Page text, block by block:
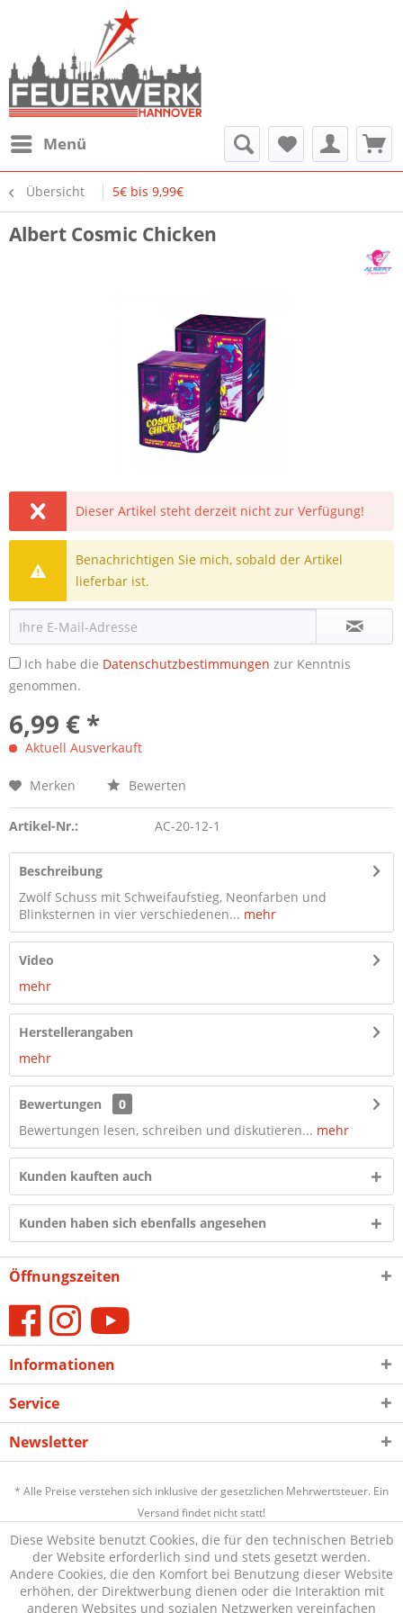
Menü
Übersicht 5€ bis 9,99€
Albert Cosmic Chicken
Dieser Artikel steht derzeit nicht zur Verfügung!
Benachrichtigen Sie mich, sobald der Artikel
lieferbar ist.
Ich habe die Datenschutzbestimmungen zur Kenntnis
genommen.
6,99 € *
Aktuell Ausverkauft
Merken Bewerten
Artikel-Nr.: AC-20-12-1
Beschreibung
Zwölf Schuss mit Schweifaufstieg, Neonfarben und
Blinksternen in vier verschiedenen... mehr
Video
mehr
Herstellerangaben
mehr
Bewertungen
0
Bewertungen lesen, schreiben und diskutieren... mehr
Kunden kauften auch
Kunden haben sich ebenfalls angesehen
Öffnungszeiten
Informationen
Service
Newsletter
* Alle Preise verstehen sich inklusive der gesetzlichen Mehrwertsteuer. Ein
Versand findet nicht statt!
Diese Website benutzt Cookies, die für den technischen Betrieb
der Website erforderlich sind und stets gesetzt werden.
Andere Cookies, die den Komfort bei Benutzung dieser Website
erhöhen, der Direktwerbung dienen oder die Interaktion mit
anderen Websites und sozialen Netzwerken vereinfachen